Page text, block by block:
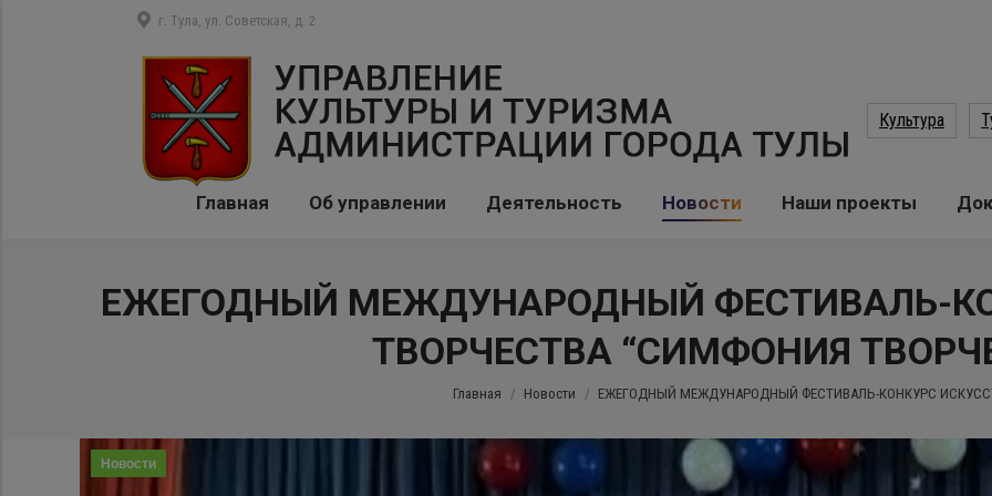
г. Тула, ул. Советская, д. 2
Культура
Главная Об управлении Деятельность Новости Наши проекты
ЕЖЕГОДНЫЙ МЕЖДУНАРОДНЫЙ ФЕСТИВАЛЬ-
ТВОРЧЕСТВА “СИМФОНИЯ
Вы здесь:
Главная Новости ЕЖЕГОДНЫЙ МЕЖДУНАРОДНЫЙ ФЕСТИВАЛЬ-КОНКУРС
Новости